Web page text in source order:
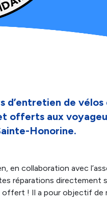
d’entretien de
offerts aux
Honorine.
en collaboration avec
réparations directement
! Il a pour objectif de